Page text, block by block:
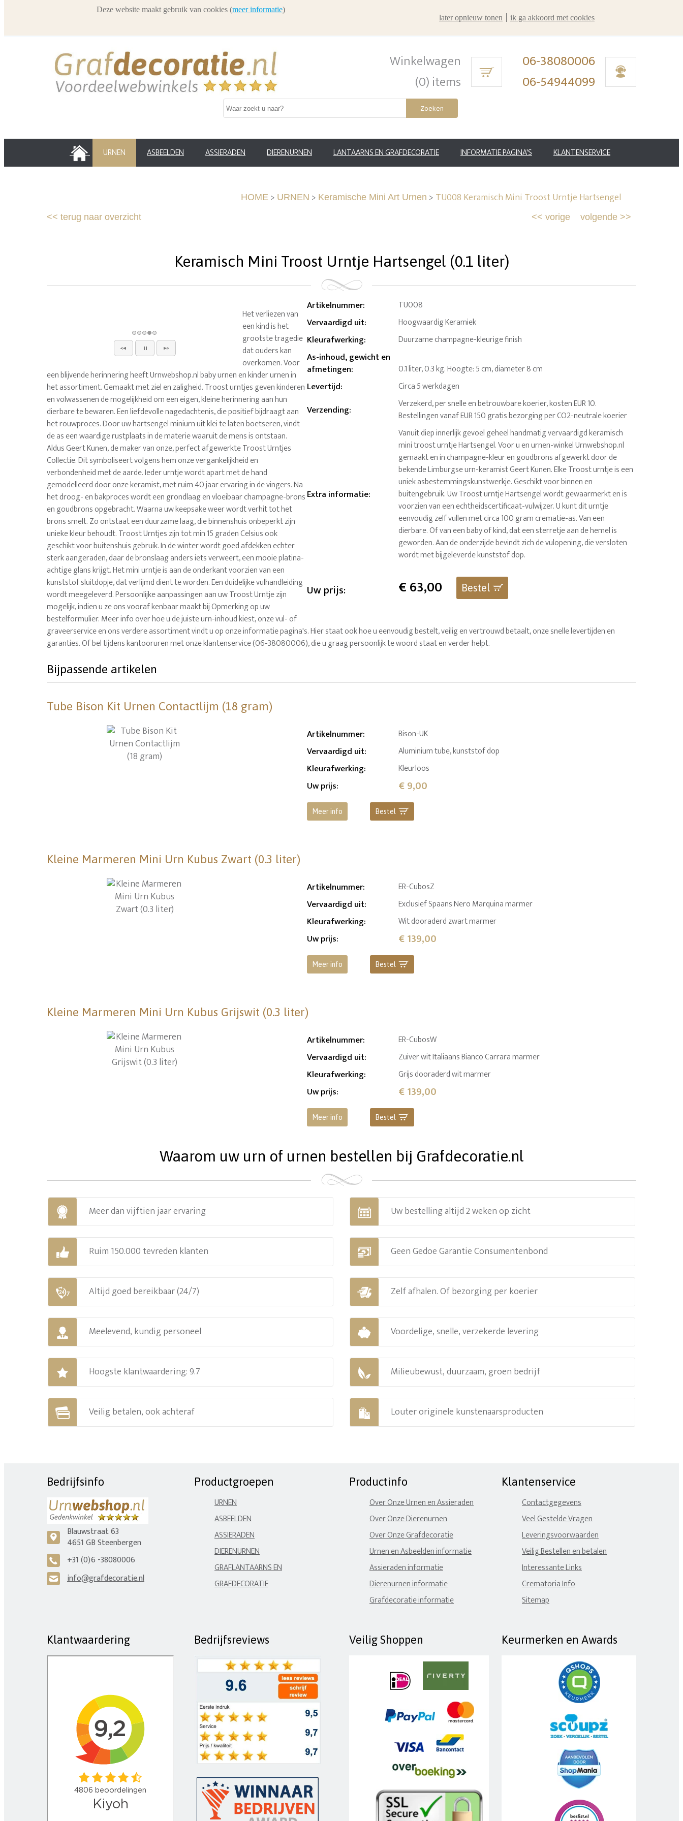
Winkelwagen
(0) items
06-38080006
06-54944099
Zoeken
HOME URNEN ASBEELDEN ASSIERADEN DIERENURNEN LANTAARNS EN GRAFDECORATIE INFORMATIE PAGINA'S KLANTENSERVICE
HOME > URNEN > Keramische Mini Art Urnen > TU008 Keramisch Mini Troost Urntje Hartsengel
<< terug naar overzicht volgende >>
<< vorige
Keramisch Mini Troost Urntje Hartsengel (0.1 liter)
Artikelnummer: TU008
Vervaardigd uit: Hoogwaardig Keramiek
Kleurafwerking: Duurzame champagne-kleurige finish
As-inhoud, gewicht en
afmetingen: 0.1 liter, 0.3 kg. Hoogte: 5 cm, diameter 8 cm
Levertijd: Circa 5 werkdagen
Verzending:
Verzekerd, per snelle en betrouwbare koerier, kosten EUR 10.
Bestellingen vanaf EUR 150 gratis bezorging per CO2-neutrale koerier
Extra informatie:
Vanuit diep innerlijk gevoel geheel handmatig vervaardigd keramisch
mini troost urntje Hartsengel. Voor u en urnen-winkel Urnwebshop.nl
gemaakt en in champagne-kleur en goudbrons afgewerkt door de
bekende Limburgse urn-keramist Geert Kunen. Elke Troost urntje is een
uniek asbestemmingskunstwerkje. Geschikt voor binnen en
buitengebruik. Uw Troost urntje Hartsengel wordt gewaarmerkt en is
voorzien van een echtheidscertificaat-vulwijzer. U kunt dit urntje
eenvoudig zelf vullen met circa 100 gram crematie-as. Van een
dierbare. Of van een baby of kind, dat een sterretje aan de hemel is
geworden. Aan de onderzijde bevindt zich de vulopening, die versloten
wordt met bijgeleverde kunststof dop.
Uw prijs: €63,00 Bestel
Het verliezen van
een kind is het
grootste tragedie
dat ouders kan
overkomen. Voor
een blijvende herinnering heeft Urnwebshop.nl baby urnen en kinder urnen in
het assortiment. Gemaakt met ziel en zaligheid. Troost urntjes geven kinderen
en volwassenen de mogelijkheid om een eigen, kleine herinnering aan hun
dierbare te bewaren. Een liefdevolle nagedachtenis, die positief bijdraagt aan
het rouwproces. Door uw hartsengel miniurn uit klei te laten boetseren, vindt
de as een waardige rustplaats in de materie waaruit de mens is ontstaan.
Aldus Geert Kunen, de maker van onze, perfect afgewerkte Troost Urntjes
Collectie. Dit symboliseert volgens hem onze vergankelijkheid en
verbondenheid met de aarde. Ieder urntje wordt apart met de hand
gemodelleerd door onze keramist, met ruim 40 jaar ervaring in de vingers. Na
het droog- en bakproces wordt een grondlaag en vloeibaar champagne-brons
en goudbrons opgebracht. Waarna uw keepsake weer wordt verhit tot het
brons smelt. Zo ontstaat een duurzame laag, die binnenshuis onbeperkt zijn
unieke kleur behoudt. Troost Urntjes zijn tot min 15 graden Celsius ook
geschikt voor buitenshuis gebruik. In de winter wordt goed afdekken echter
sterk aangeraden, daar de bronslaag anders iets verweert, een mooie platina-
achtige glans krijgt. Het mini urntje is aan de onderkant voorzien van een
kunststof sluitdopje, dat verlijmd dient te worden. Een duidelijke vulhandleiding
wordt meegeleverd. Persoonlijke aanpassingen aan uw Troost Urntje zijn
mogelijk, indien u ze ons vooraf kenbaar maakt bij Opmerking op uw
bestelformulier. Meer info over hoe u de juiste urn-inhoud kiest, onze vul- of
graveerservice en ons verdere assortiment vindt u op onze informatie pagina's. Hier staat ook hoe u eenvoudig bestelt, veilig en vertrouwd betaalt, onze snelle levertijden en
garanties. Of bel tijdens kantooruren met onze klantenservice (06-38080006), die u graag persoonlijk te woord staat en verder helpt.
Bijpassende artikelen
Tube Bison Kit Urnen Contactlijm (18 gram)
Artikelnummer: Bison-UK
Vervaardigd uit: Aluminium tube, kunststof dop
Kleurafwerking: Kleurloos
Uw prijs: € 9,00
Meer info Bestel
Kleine Marmeren Mini Urn Kubus Zwart (0.3 liter)
Artikelnummer: ER-CubosZ
Vervaardigd uit: Exclusief Spaans Nero Marquina marmer
Kleurafwerking: Wit dooraderd zwart marmer
Uw prijs: € 139,00
Meer info Bestel
Kleine Marmeren Mini Urn Kubus Grijswit (0.3 liter)
Artikelnummer: ER-CubosW
Vervaardigd uit: Zuiver wit Italiaans Bianco Carrara marmer
Kleurafwerking: Grijs dooraderd wit marmer
Uw prijs: € 139,00
Meer info Bestel
Waarom uw urn of urnen bestellen bij Grafdecoratie.nl
Meer dan vijftien jaar ervaring Uw bestelling altijd 2 weken op zicht
Ruim 150.000 tevreden klanten Geen Gedoe Garantie Consumentenbond
Altijd goed bereikbaar (24/7) Zelf afhalen. Of bezorging per koerier
Meelevend, kundig personeel Voordelige, snelle, verzekerde levering
Hoogste klantwaardering: 9.7 Milieubewust, duurzaam, groen bedrijf
Veilig betalen, ook achteraf Louter originele kunstenaarsproducten
Bedrijfsinfo
c
Blauwstraat 63
4651 GB Steenbergen
A +31 (0)6 -38080006
H info@grafdecoratie.nl
Productgroepen
URNEN
ASBEELDEN
ASSIERADEN
DIERENURNEN
GRAFLANTAARNS EN
GRAFDECORATIE
Productinfo
Over Onze Urnen en Assieraden
Over Onze Dierenurnen
Over Onze Grafdecoratie
Urnen en Asbeelden informatie
Assieraden informatie
Dierenurnen informatie
Grafdecoratie informatie
Klantenservice
Contactgegevens
Veel Gestelde Vragen
Leveringsvoorwaarden
Veilig Bestellen en betalen
Interessante Links
Crematoria Info
Sitemap
Klantwaardering Bedrijfsreviews Veilig Shoppen Keurmerken en Awards
Deze website maakt gebruik van cookies (meer informatie)
later opnieuw tonen
ik ga akkoord met cookies